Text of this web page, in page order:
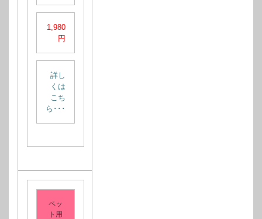
1,980
円
詳し
くは
こち
ら･･･
ペッ
ト用